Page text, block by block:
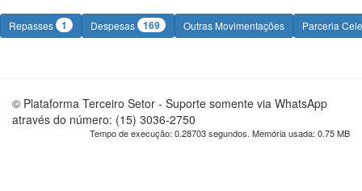
Repasses 1 Despesas 169 Outras Movimentações Parceria
© Plataforma Terceiro Setor - Suporte somente via WhatsApp
através do número: (15) 3036-2750
Tempo de execução: 0.28703 segundos. Memória usada: 0.75 MB